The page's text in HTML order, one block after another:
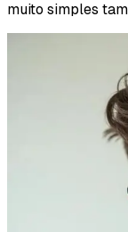
muito simples